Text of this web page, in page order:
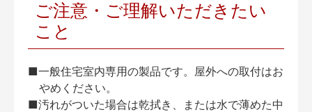
ご注意・ご理解いただきたい
こと
■一般住宅室内専用の製品です。屋外への取付はお
やめください。
■汚れがついた場合は乾拭き、または水で薄めた中